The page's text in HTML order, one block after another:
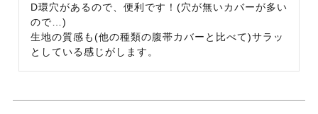
D環穴があるので、便利です！(穴が無いカバーが多い
ので…)
生地の質感も(他の種類の腹帯カバーと比べて)サラッ
としている感じがします。